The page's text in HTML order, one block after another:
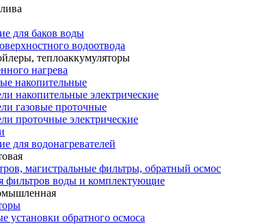
для баков воды
водоотвода
теплоаккумуляторы
нагрева
накопительные
накопительные электрические
газовые проточные
проточные электрические
для водонагревателей
магистральные фильтры, обратный осмос
фильтров воды и комплектующие
обратного осмоса